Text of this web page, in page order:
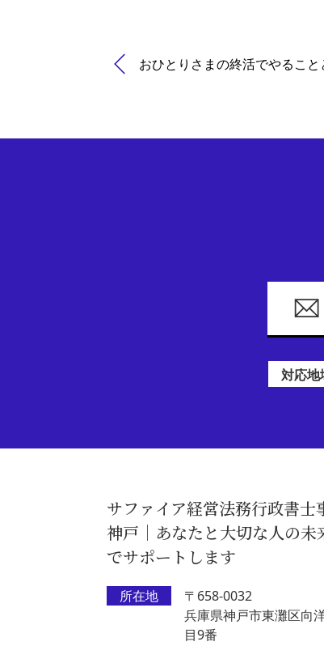
おひとりさまの終活でやること
対応地
サファイア経営法務行政書士
神戸｜あなたと大切な人の未
でサポートします
所在地
〒658-0032
兵庫県神戸市東灘区向
目9番